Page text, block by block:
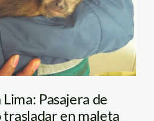
Lima: Pasajera de
en maleta